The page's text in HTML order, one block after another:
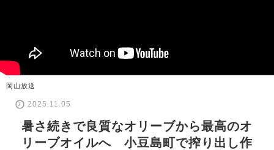
岡山放送
2025.11.05
暑さ続きで良質なオリーブから最高のオ
リーブオイルへ 小豆島町で搾り出し作